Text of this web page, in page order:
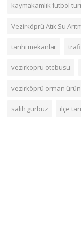
kaymakamlık futbol
Vezirköprü Atık Su
tarihi mekanlar
vezirköprü otobüsü
vezirköprü orman
salih gürbüz ilçe